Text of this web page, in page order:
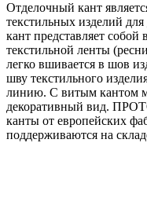
Отделочный кант
текстильных изделий
кант представляет
текстильной ленты
легко вшивается в шов
шву текстильного
линию. С витым кантом
декоративный вид.
канты от европейских
поддерживаются на